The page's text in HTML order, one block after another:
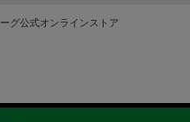
グ公式オンラインストア